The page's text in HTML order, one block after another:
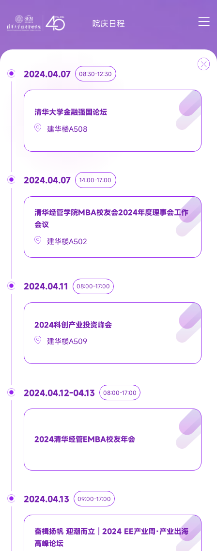
院庆日程
创造知识·培育领袖
2024.04.07 08:30-12:30
清华大学金融强国论坛
建华楼A508
2024.04.07 14:00-17:00
清华经管学院MBA校友会2024年度理事会工作
会议
建华楼A502
2024.04.11 08:00-17:00
2024科创产业投资峰会
建华楼A509
2024.04.12-04.13 08:00-17:00
2024清华经管EMBA校友年会
2024.04.13 09:00-17:00
奋楫扬帆 迎潮而立｜2024 EE产业周·产业出海
高峰论坛